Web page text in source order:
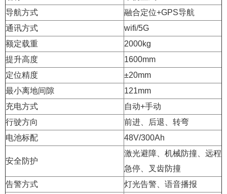
导航方式
融合定位+GPS导航
通讯方式
wifi/5G
额定载重
2000kg
提升高度
1600mm
定位精度
±20mm
最小离地间隙
121mm
充电方式
自动+手动
行驶方向
前进、后退、转弯
电池标配
48V/300Ah
安全防护
激光避障、机械防撞、远程
急停、叉齿防撞
告警方式
灯光告警、语音播报